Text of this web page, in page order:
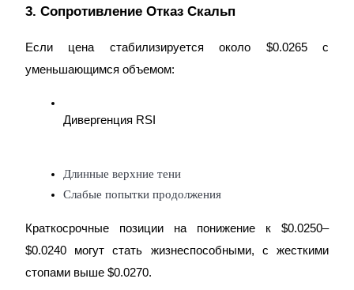
Изучите стейкинг
Узнайте о пассивном доходе
Bitrue
AI
3. Сопротивление Отказ Скальп
Если цена стабилизируется около $0.0265 с
уменьшающимся объемом:
Дивергенция RSI
Длинные верхние тени
Слабые попытки продолжения
Краткосрочные позиции на понижение к $0.0250–
$0.0240 могут стать жизнеспособными, с жесткими
стопами выше $0.0270.